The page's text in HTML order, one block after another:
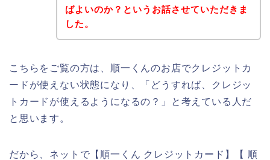
ばよいのか？というお話させていただきま
した。
こちらをご覧の方は、順一くんのお店でクレジットカ
ードが使えない状態になり、「どうすれば、クレジッ
トカードが使えるようになるの？」と考えている人だ
と思います。
だから、ネットで【順一くん クレジットカード】【 順